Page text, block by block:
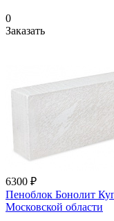
0
Заказать
6300 ₽
Пеноблок Бонолит
Московской области